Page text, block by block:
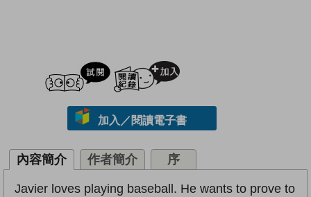
試閲
加入／閱讀電子書
內容簡介 作者簡介 序
Javier loves playing baseball. He wants to prove to